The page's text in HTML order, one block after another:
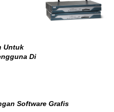
Untuk
Di
Software Grafis